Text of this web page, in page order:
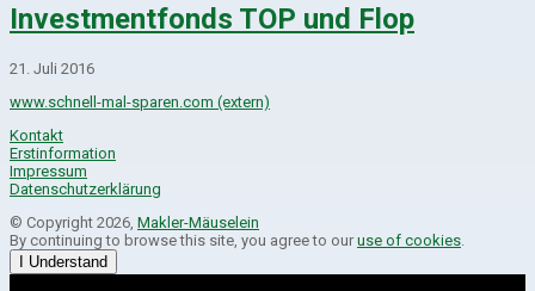
Investmentfonds TOP und Flop
21. Juli 2016
www.schnell-mal-sparen.com (extern)
Kontakt
Erstinformation
Impressum
Datenschutzerklärung
© Copyright 2026, Makler-Mäuselein
By continuing to browse this site, you agree to our use of cookies
I Understand